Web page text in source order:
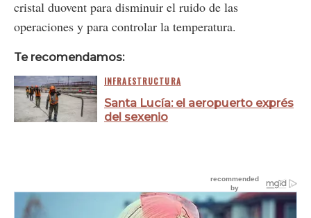
cristal duovent para disminuir el ruido de las
operaciones y para controlar la temperatura.
Te recomendamos:
INFRAESTRUCTURA
Santa Lucía: el aeropuerto exprés
del sexenio